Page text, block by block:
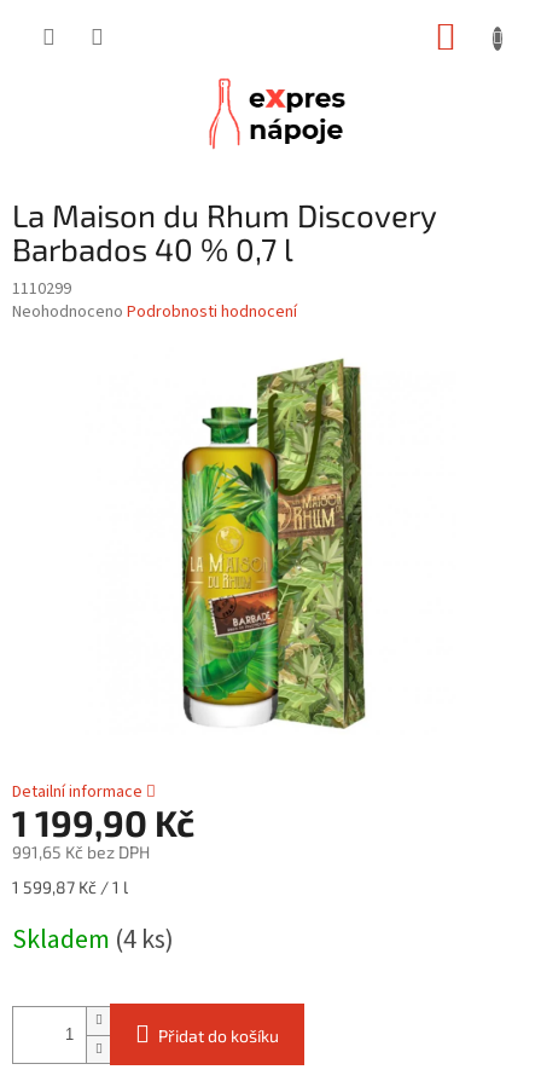
La Maison du Rhum Discovery
Barbados 40 % 0,7 l
1110299
Průměrné
Neohodnoceno Podrobnosti hodnocení
Detailní informace
1 199,90 Kč
991,65 Kč bez DPH
Měrná
1 599,87 Kč / 1 l
Skladem (4 ks)
Přidat do košíku